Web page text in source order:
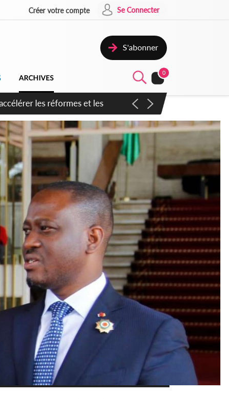
Créer votre compte Se Connecter
S'abonner
ARCHIVES
0
inspirer pour accélérer le